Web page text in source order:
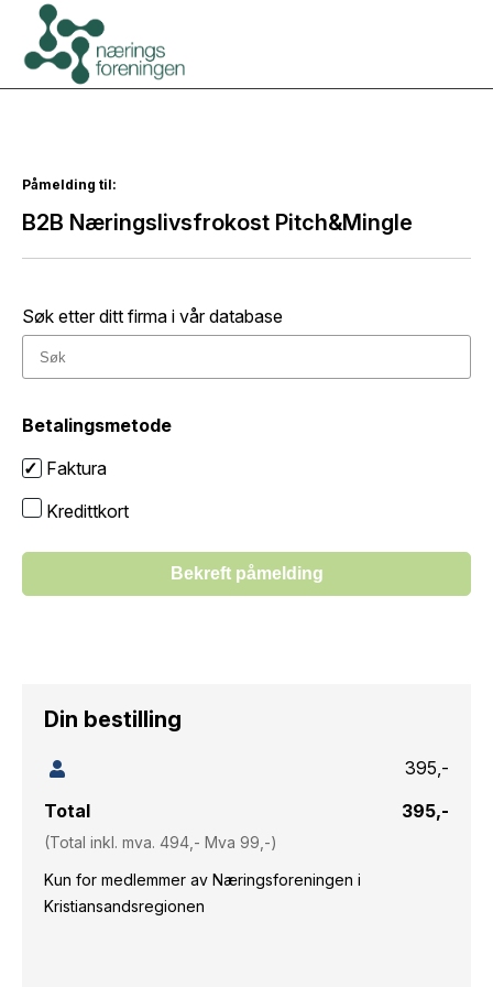
Påmelding til:
B2B Næringslivsfrokost Pitch&Mingle
Søk etter ditt firma i vår database
Betalingsmetode
Faktura
Kredittkort
Bekreft påmelding
Din bestilling
395,-
Total
395,-
(Total inkl. mva. 494,- Mva 99,-)
Kun for medlemmer av Næringsforeningen i
Kristiansandsregionen